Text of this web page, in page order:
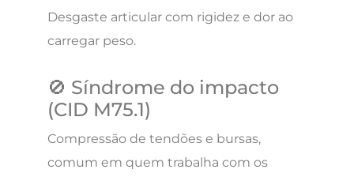
Desgaste articular com rigidez e dor ao
carregar peso.
🚫 Síndrome do impacto
(CID M75.1)
Compressão de tendões e bursas,
comum em quem trabalha com os